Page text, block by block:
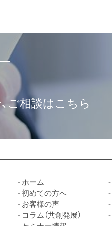
ご相談はこちら
ホーム
初めての方へ
お客様の声
コラム（共創発展）